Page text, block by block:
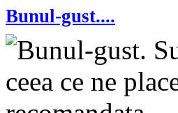
Bunul-gust....